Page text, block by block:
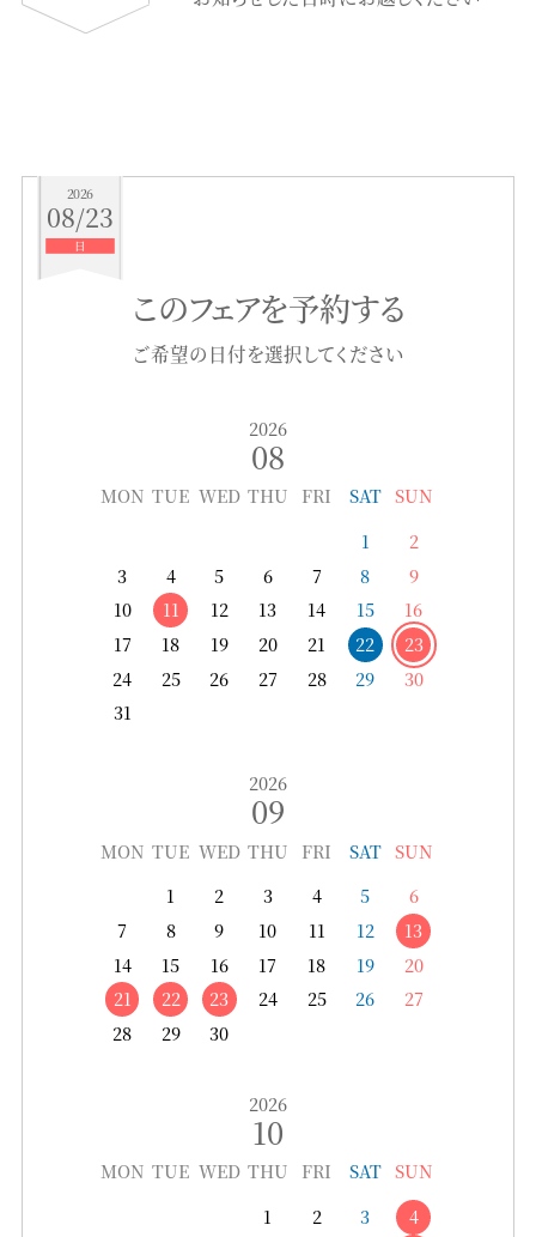
2026
08/23
日
このフェアを予約する
ご希望の日付を選択してください
2026
08
MON TUE WED THU FRI SAT SUN
1
2
3
4 5 6 7 8
9
10
11 12 13 14 15
16
17
18 19 20 21 22
23
24
25 26 27 28 29
30
31
2026
09
MON TUE WED THU FRI SAT SUN
1
2 3 4 5
6
7
8 9 10 11 12
13
14
15 16 17 18 19
20
21
22 23 24 25 26
27
28
29 30
2026
10
MON TUE WED THU FRI SAT SUN
1
2 3
4